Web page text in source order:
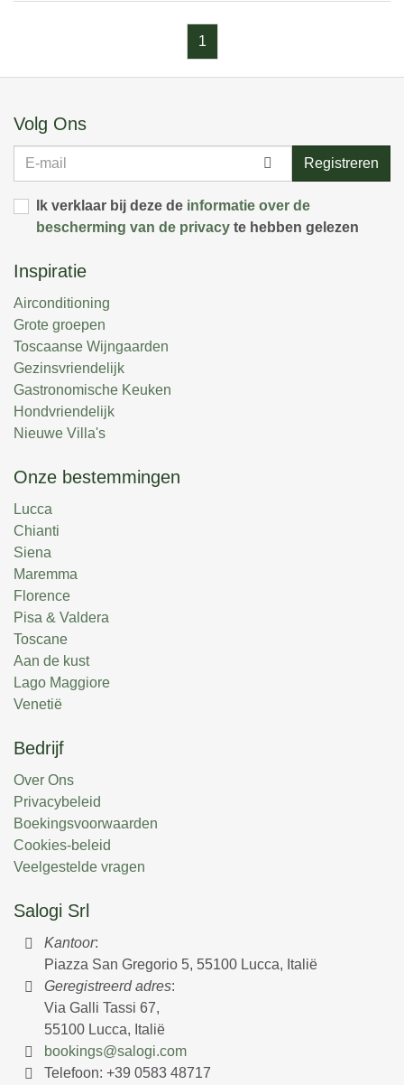
1
Volg Ons
E-
mail
Registreren
Ik verklaar bij deze de informatie over de
bescherming van de privacy te hebben gelezen
Inspiratie
Airconditioning
Grote groepen
Toscaanse Wijngaarden
Gezinsvriendelijk
Gastronomische Keuken
Hondvriendelijk
Nieuwe Villa's
Onze bestemmingen
Lucca
Chianti
Siena
Maremma
Florence
Pisa & Valdera
Toscane
Aan de kust
Lago Maggiore
Venetië
Bedrijf
Over Ons
Privacybeleid
Boekingsvoorwaarden
Cookies-beleid
Veelgestelde vragen
Salogi Srl
Kantoor:
Piazza San Gregorio 5, 55100 Lucca, Italië
Geregistreerd adres:
Via Galli Tassi 67,
55100 Lucca, Italië
bookings@salogi.com
Telefoon:+39 0583 48717